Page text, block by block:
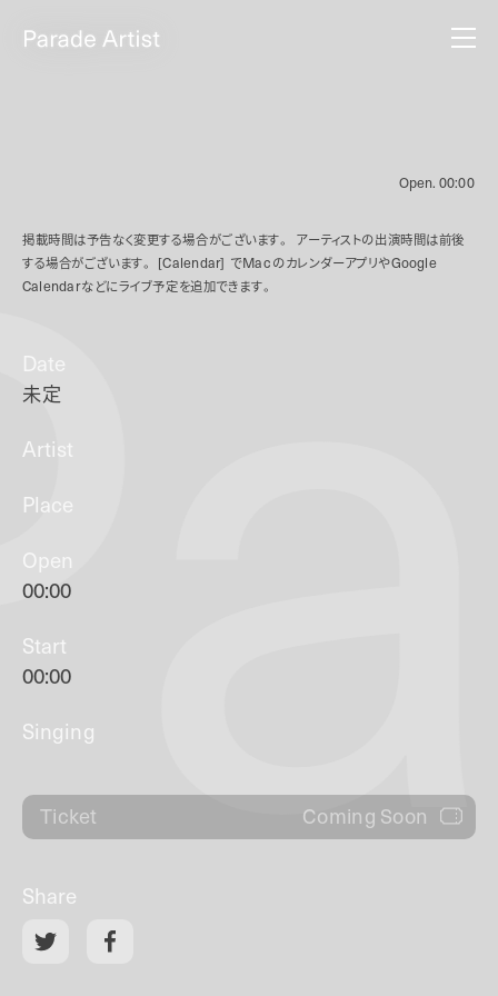
Open. 00:00
掲載時間は予告なく変更する場合がございます。
アーティストの出演時間は前後
する場合がございます。
[Calendar] でMacのカレンダーアプリやGoogle
Calendarなどにライブ予定を追加できます。
Date
未定
Artist
Place
Open
00:00
Start
00:00
Singing
Ticket Coming Soon
Share